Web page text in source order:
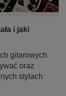
i jaki
gitarowych
oraz
stylach